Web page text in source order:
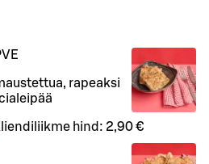
VE
rapeaksi
hind: 2,90 €